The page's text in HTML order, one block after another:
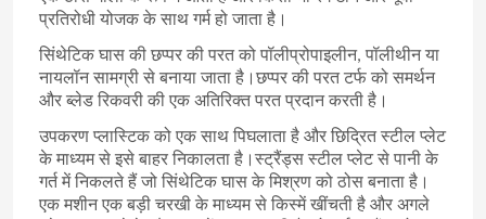
प्रतिरोधी योजक के साथ गर्म हो जाता है।
सिंथेटिक घास की छप्पर की परत को पॉलीप्रोपाइलीन, पॉलीथीन या
नायलॉन सामग्री से बनाया जाता है।छप्पर की परत टर्फ को समर्थन
और ब्लेड रिकवरी की एक अतिरिक्त परत प्रदान करती है।
उपकरण प्लास्टिक को एक साथ पिघलाता है और छिद्रित स्टील प्लेट
के माध्यम से इसे बाहर निकालता है।स्ट्रैंड्स स्टील प्लेट से पानी के
गर्त में निकलते हैं जो सिंथेटिक घास के मिश्रण को ठोस बनाता है।
एक मशीन एक बड़ी चरखी के माध्यम से किस्में खींचती है और अगले